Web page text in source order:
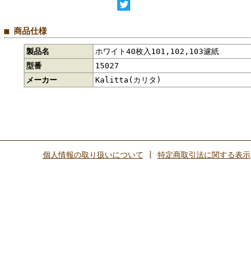
■ 商品仕様
製品名
ホワイト40枚入101,102,103濾紙
型番
15027
メーカー
Kalitta(カリタ)
個人情報の取り扱いについて 特定商取引法に関する表示